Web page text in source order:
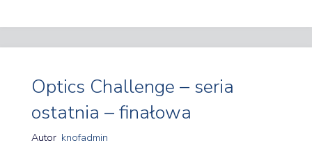
Optics Challenge – seria
ostatnia – finałowa
Autor knofadmin